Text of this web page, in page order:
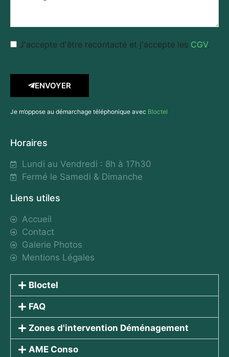
J'accepte d'être recontacté et j'accepte les CGV.
ENVOYER
Je m’oppose au démarchage téléphonique avec Bloctel
Horaires
Lundi au Vendredi : 8h à 17h30
Fermé le Samedi & Dimanche
Liens utiles
Accueil
Contact
Galerie Photos
Mentions Légales
Bloctel
FAQ
Zones d'intervention Déménagement
AME Conso